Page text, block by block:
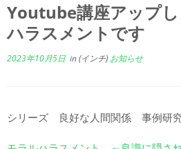
Youtube講座アップ
ハラスメントです
2023年10月5日 in (インチ) お知らせ
シリーズ 良好な人間関係 事例研